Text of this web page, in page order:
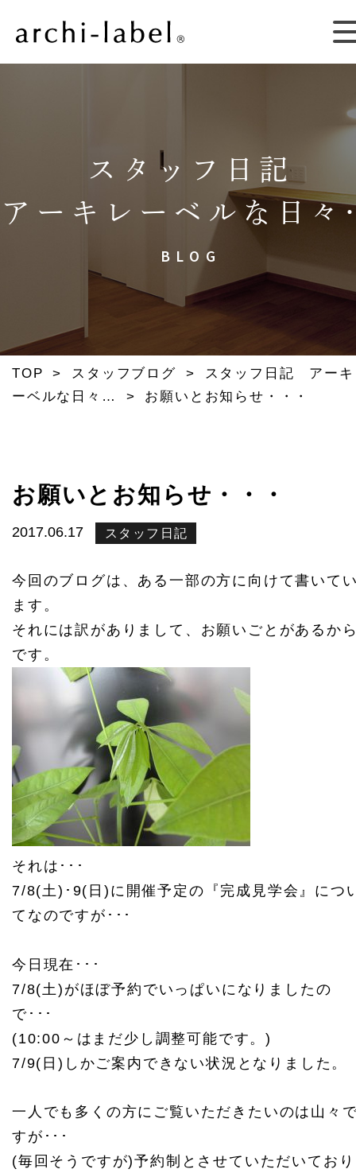
スタッフ日記
アーキレーベルな日
BLOG
TOP > スタッフブログ >
スタッフ日記 アーキ
ーベルな日々…
> お願いとお知らせ・・・
お願いとお知らせ・・・
2017.06.17 スタッフ日記
今回のブログは、ある一部の方に向けて書いて
ます。
それには訳がありまして、お願いごとがあるか
です。
それは･･･
7/8(土)･9(日)に開催予定の『完成見学会』につ
てなのですが･･･
今日現在･･･
7/8(土)がほぼ予約でいっぱいになりましたの
で･･･
(10:00～はまだ少し調整可能です。)
7/9(日)しかご案内できない状況となりました。
一人でも多くの方にご覧いただきたいのは山々
すが･･･
(毎回そうですが)予約制とさせていただいており